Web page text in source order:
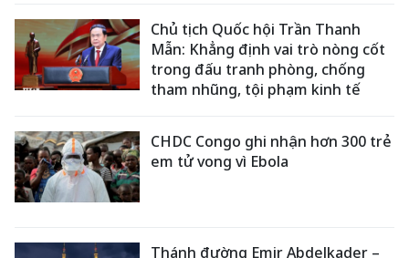
Chủ tịch Quốc hội Trần Thanh
Mẫn: Khẳng định vai trò nòng cốt
trong đấu tranh phòng, chống
tham nhũng, tội phạm kinh tế
CHDC Congo ghi nhận hơn 300 trẻ
em tử vong vì Ebola
Thánh đường Emir Abdelkader –